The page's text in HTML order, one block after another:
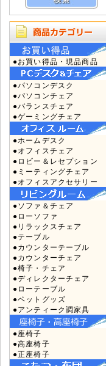
●お買い得品・現品商品
●パソコンデスク
●パソコンチェア
●バランスチェア
●ゲーミングチェア
●ホームデスク
●オフィスチェア
●ロビー＆レセプション
●ミーティングチェア
●オフィスアクセサリー
●ソファ＆チェア
●ローソファ
●リラックスチェア
●テーブル
●カウンターテーブル
●カウンターチェア
●椅子・チェア
●ディレクターチェア
●ローテーブル
●ペットグッズ
●アンティーク調家具
●座椅子
●高座椅子
●正座椅子